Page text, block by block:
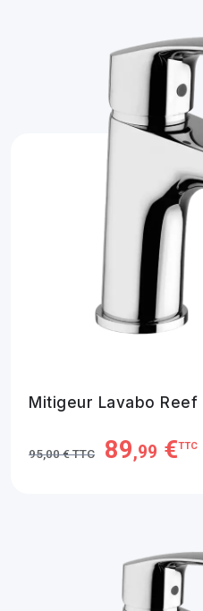
Mitigeur Lavabo Reef
95,00 € TTC 89,99 €TTC